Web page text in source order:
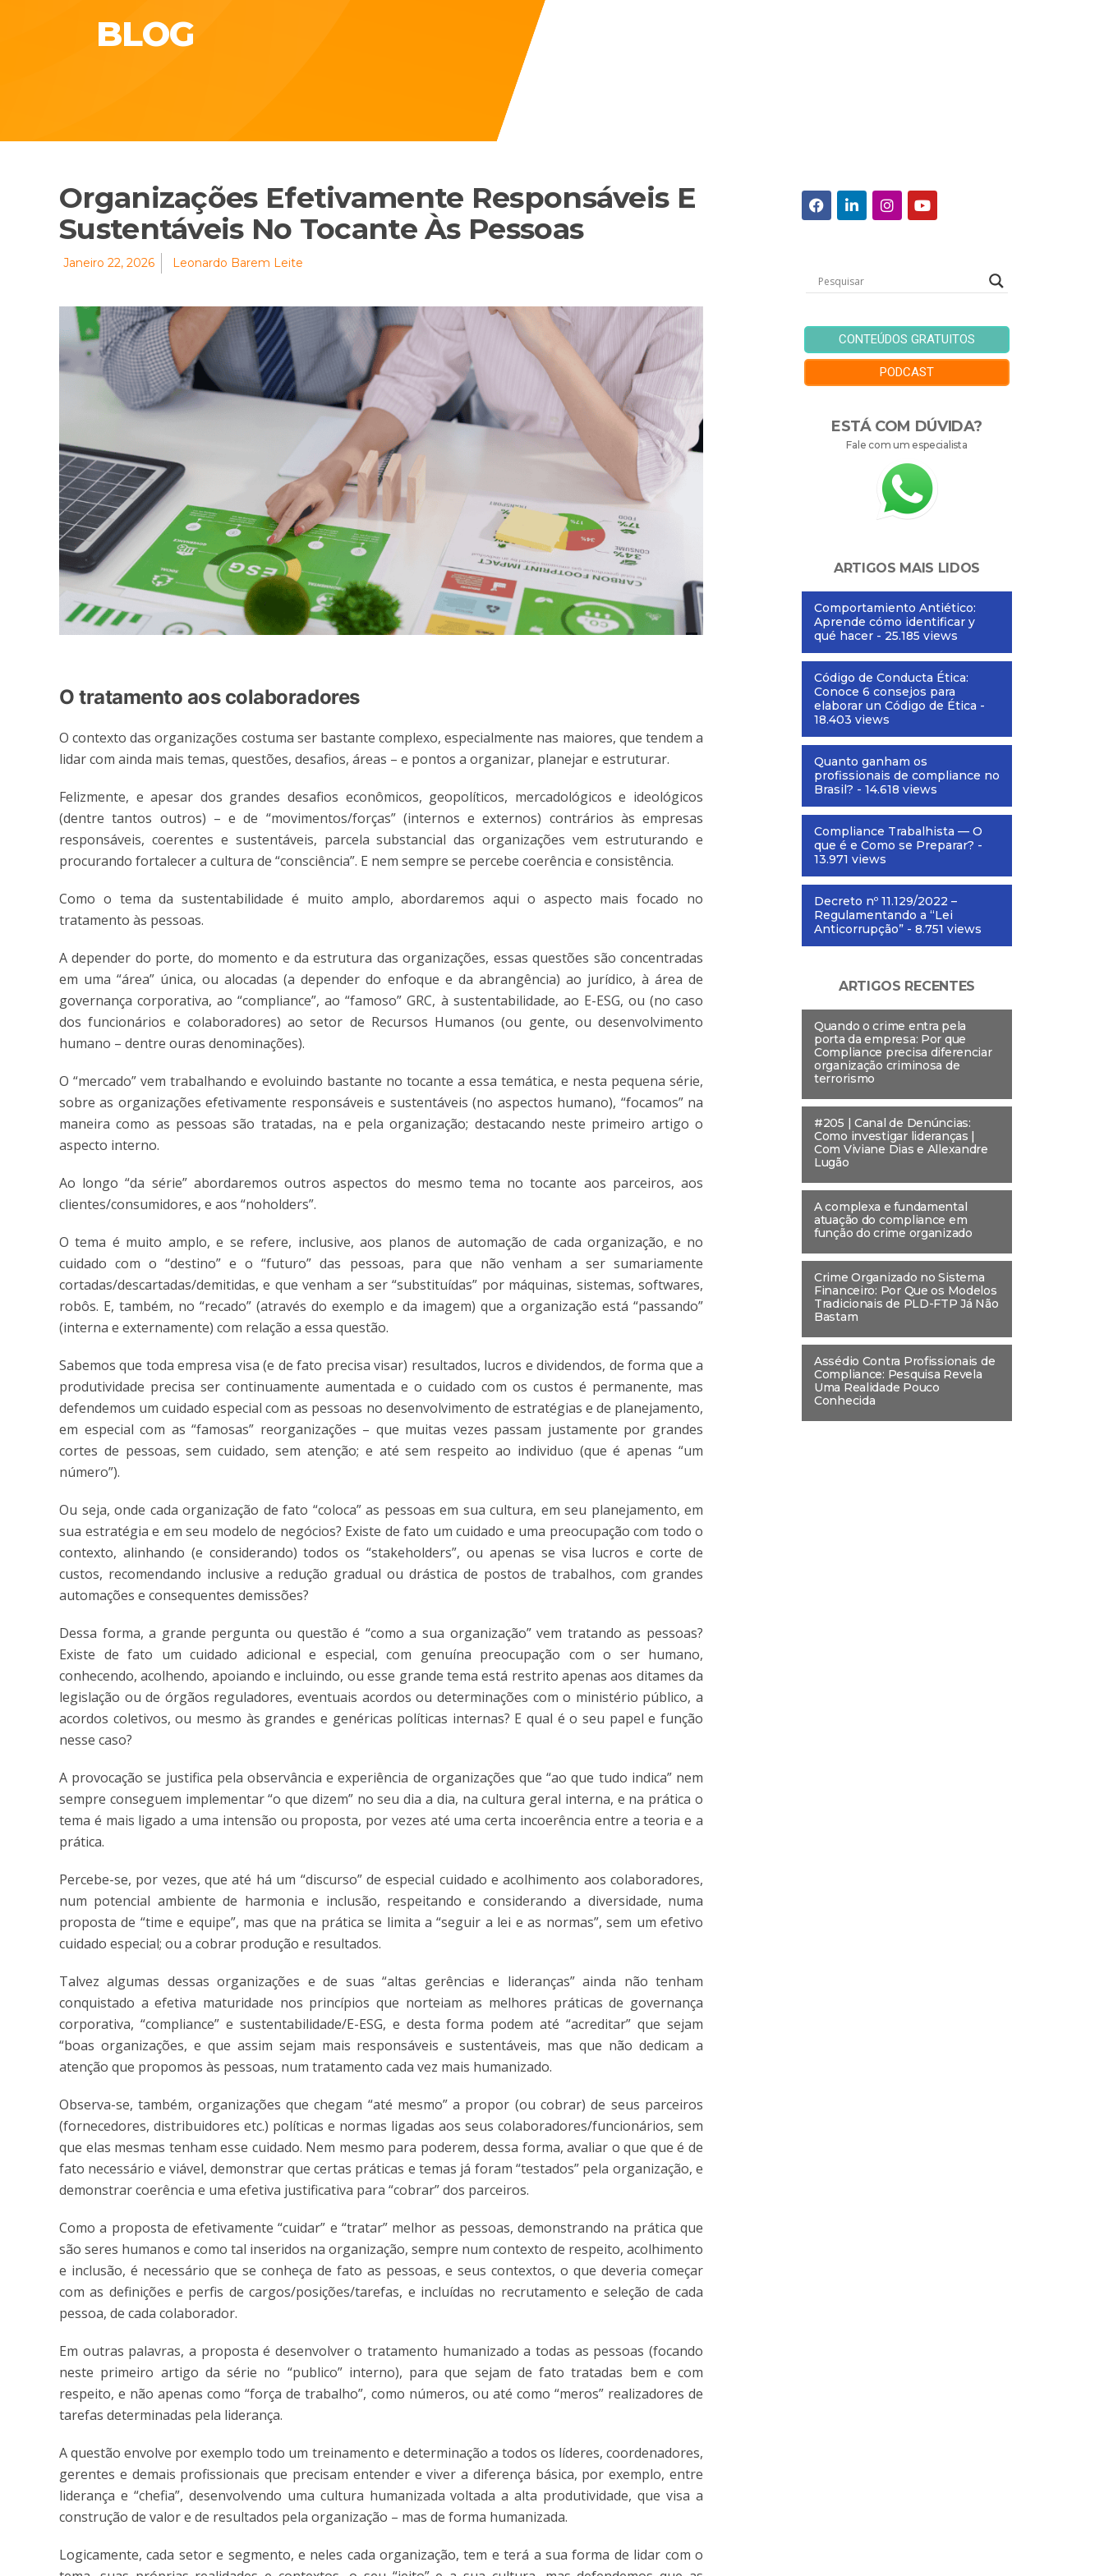
BLOG
Organizações Efetivamente Responsáveis E
Sustentáveis No Tocante Às Pessoas
Janeiro 22, 2026 Leonardo Barem Leite
O tratamento aos colaboradores
O contexto das organizações costuma ser bastante complexo, especialmente nas maiores, que tendem a
lidar com ainda mais temas, questões, desafios, áreas – e pontos a organizar, planejar e estruturar.
Felizmente, e apesar dos grandes desafios econômicos, geopolíticos, mercadológicos e ideológicos
(dentre tantos outros) – e de “movimentos/forças” (internos e externos) contrários às empresas
responsáveis, coerentes e sustentáveis, parcela substancial das organizações vem estruturando e
procurando fortalecer a cultura de “consciência”. E nem sempre se percebe coerência e consistência.
Como o tema da sustentabilidade é muito amplo, abordaremos aqui o aspecto mais focado no
tratamento às pessoas.
A depender do porte, do momento e da estrutura das organizações, essas questões são concentradas
em uma “área” única, ou alocadas (a depender do enfoque e da abrangência) ao jurídico, à área de
governança corporativa, ao “compliance”, ao “famoso” GRC, à sustentabilidade, ao E-ESG, ou (no caso
dos funcionários e colaboradores) ao setor de Recursos Humanos (ou gente, ou desenvolvimento
humano – dentre ouras denominações).
O “mercado” vem trabalhando e evoluindo bastante no tocante a essa temática, e nesta pequena série,
sobre as organizações efetivamente responsáveis e sustentáveis (no aspectos humano), “focamos” na
maneira como as pessoas são tratadas, na e pela organização; destacando neste primeiro artigo o
aspecto interno.
Ao longo “da série” abordaremos outros aspectos do mesmo tema no tocante aos parceiros, aos
clientes/consumidores, e aos “noholders”.
O tema é muito amplo, e se refere, inclusive, aos planos de automação de cada organização, e no
cuidado com o “destino” e o “futuro” das pessoas, para que não venham a ser sumariamente
cortadas/descartadas/demitidas, e que venham a ser “substituídas” por máquinas, sistemas, softwares,
robôs. E, também, no “recado” (através do exemplo e da imagem) que a organização está “passando”
(interna e externamente) com relação a essa questão.
Sabemos que toda empresa visa (e de fato precisa visar) resultados, lucros e dividendos, de forma que a
produtividade precisa ser continuamente aumentada e o cuidado com os custos é permanente, mas
defendemos um cuidado especial com as pessoas no desenvolvimento de estratégias e de planejamento,
em especial com as “famosas” reorganizações – que muitas vezes passam justamente por grandes
cortes de pessoas, sem cuidado, sem atenção; e até sem respeito ao individuo (que é apenas “um
número”).
Ou seja, onde cada organização de fato “coloca” as pessoas em sua cultura, em seu planejamento, em
sua estratégia e em seu modelo de negócios? Existe de fato um cuidado e uma preocupação com todo o
contexto, alinhando (e considerando) todos os “stakeholders”, ou apenas se visa lucros e corte de
custos, recomendando inclusive a redução gradual ou drástica de postos de trabalhos, com grandes
automações e consequentes demissões?
Dessa forma, a grande pergunta ou questão é “como a sua organização” vem tratando as pessoas?
Existe de fato um cuidado adicional e especial, com genuína preocupação com o ser humano,
conhecendo, acolhendo, apoiando e incluindo, ou esse grande tema está restrito apenas aos ditames da
legislação ou de órgãos reguladores, eventuais acordos ou determinações com o ministério público, a
acordos coletivos, ou mesmo às grandes e genéricas políticas internas? E qual é o seu papel e função
nesse caso?
A provocação se justifica pela observância e experiência de organizações que “ao que tudo indica” nem
sempre conseguem implementar “o que dizem” no seu dia a dia, na cultura geral interna, e na prática o
tema é mais ligado a uma intensão ou proposta, por vezes até uma certa incoerência entre a teoria e a
prática.
Percebe-se, por vezes, que até há um “discurso” de especial cuidado e acolhimento aos colaboradores,
num potencial ambiente de harmonia e inclusão, respeitando e considerando a diversidade, numa
proposta de “time e equipe”, mas que na prática se limita a “seguir a lei e as normas”, sem um efetivo
cuidado especial; ou a cobrar produção e resultados.
Talvez algumas dessas organizações e de suas “altas gerências e lideranças” ainda não tenham
conquistado a efetiva maturidade nos princípios que norteiam as melhores práticas de governança
corporativa, “compliance” e sustentabilidade/E-ESG, e desta forma podem até “acreditar” que sejam
“boas organizações, e que assim sejam mais responsáveis e sustentáveis, mas que não dedicam a
atenção que propomos às pessoas, num tratamento cada vez mais humanizado.
Observa-se, também, organizações que chegam “até mesmo” a propor (ou cobrar) de seus parceiros
(fornecedores, distribuidores etc.) políticas e normas ligadas aos seus colaboradores/funcionários, sem
que elas mesmas tenham esse cuidado. Nem mesmo para poderem, dessa forma, avaliar o que que é de
fato necessário e viável, demonstrar que certas práticas e temas já foram “testados” pela organização, e
demonstrar coerência e uma efetiva justificativa para “cobrar” dos parceiros.
Como a proposta de efetivamente “cuidar” e “tratar” melhor as pessoas, demonstrando na prática que
são seres humanos e como tal inseridos na organização, sempre num contexto de respeito, acolhimento
e inclusão, é necessário que se conheça de fato as pessoas, e seus contextos, o que deveria começar
com as definições e perfis de cargos/posições/tarefas, e incluídas no recrutamento e seleção de cada
pessoa, de cada colaborador.
Em outras palavras, a proposta é desenvolver o tratamento humanizado a todas as pessoas (focando
neste primeiro artigo da série no “publico” interno), para que sejam de fato tratadas bem e com
respeito, e não apenas como “força de trabalho”, como números, ou até como “meros” realizadores de
tarefas determinadas pela liderança.
A questão envolve por exemplo todo um treinamento e determinação a todos os líderes, coordenadores,
gerentes e demais profissionais que precisam entender e viver a diferença básica, por exemplo, entre
liderança e “chefia”, desenvolvendo uma cultura humanizada voltada a alta produtividade, que visa a
construção de valor e de resultados pela organização – mas de forma humanizada.
Logicamente, cada setor e segmento, e neles cada organização, tem e terá a sua forma de lidar com o
CONTEÚDOS GRATUITOS
PODCAST
ESTÁ COM DÚVIDA?
Fale com um especialista
ARTIGOS MAIS LIDOS
Comportamiento Antiético:
Aprende cómo identificar y
qué hacer - 25.185 views
Código de Conducta Ética:
Conoce 6 consejos para
elaborar un Código de Ética -
18.403 views
Quanto ganham os
profissionais de compliance no
Brasil? - 14.618 views
Compliance Trabalhista — O
que é e Como se Preparar? -
13.971 views
Decreto nº 11.129/2022 –
Regulamentando a “Lei
Anticorrupção” - 8.751 views
ARTIGOS RECENTES
Quando o crime entra pela
porta da empresa: Por que
Compliance precisa diferenciar
organização criminosa de
terrorismo
#205 | Canal de Denúncias:
Como investigar lideranças |
Com Viviane Dias e Allexandre
Lugão
A complexa e fundamental
atuação do compliance em
função do crime organizado
Crime Organizado no Sistema
Financeiro: Por Que os Modelos
Tradicionais de PLD-FTP Já Não
Bastam
Assédio Contra Profissionais de
Compliance: Pesquisa Revela
Uma Realidade Pouco
Conhecida